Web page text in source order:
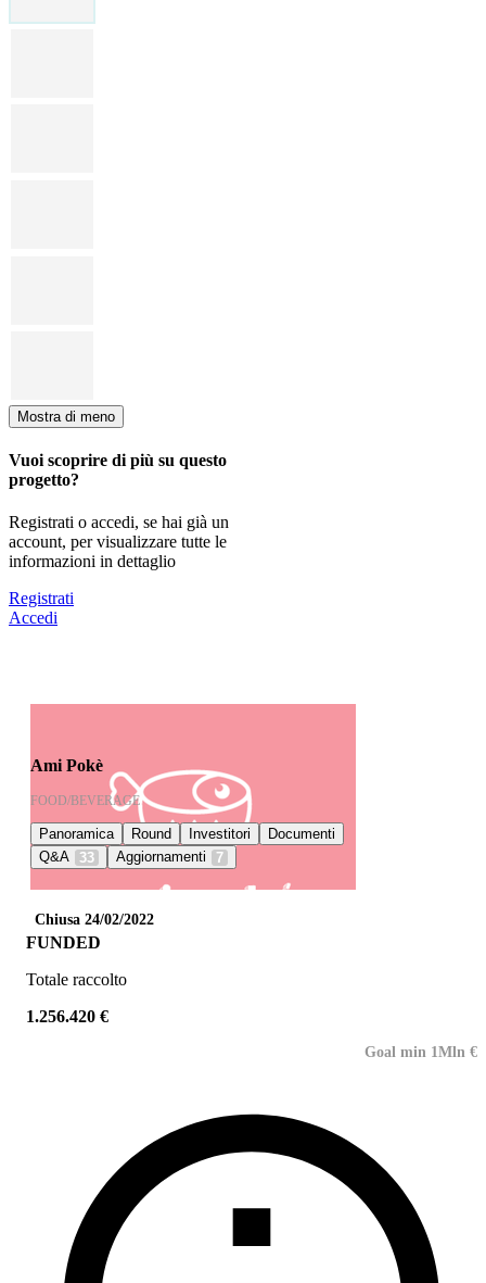
Mostra di meno
Vuoi scoprire di più su questo
progetto?
Registrati o accedi, se hai già un
account, per visualizzare tutte le
informazioni in dettaglio
Registrati
Accedi
Ami Pokè
FOOD/BEVERAGE
Panoramica Round Investitori
Documenti
Q&A 33 Aggiornamenti 7
Chiusa 24/02/2022
FUNDED
Totale raccolto
1.256.420 €
Goal min 1Mln €